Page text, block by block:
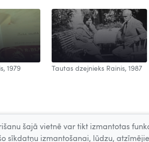
1979 Tautas dzejnieks Rainis, 1987
šajā vietnē var tikt izmantotas
sīkdatņu izmantošanai, lūdzu,